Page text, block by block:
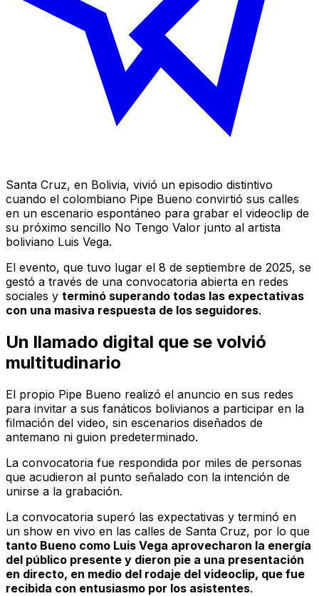
Santa Cruz, en Bolivia, vivió un episodio distintivo
cuando el colombiano Pipe Bueno convirtió sus calles
en un escenario espontáneo para grabar el videoclip de
su próximo sencillo No Tengo Valor junto al artista
boliviano Luis Vega.
El evento, que tuvo lugar el 8 de septiembre de 2025, se
gestó a través de una convocatoria abierta en redes
sociales y terminó superando todas las expectativas
con una masiva respuesta de los seguidores.
Un llamado digital que se volvió
multitudinario
El propio Pipe Bueno realizó el anuncio en sus redes
para invitar a sus fanáticos bolivianos a participar en la
filmación del video, sin escenarios diseñados de
antemano ni guion predeterminado.
La convocatoria fue respondida por miles de personas
que acudieron al punto señalado con la intención de
unirse a la grabación.
La convocatoria superó las expectativas y terminó en
un show en vivo en las calles de Santa Cruz, por lo que
tanto Bueno como Luis Vega aprovecharon la energía
del público presente y dieron pie a una presentación
en directo, en medio del rodaje del videoclip, que fue
recibida con entusiasmo por los asistentes.